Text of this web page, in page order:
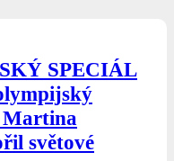
SPECIÁL
Martina
světové